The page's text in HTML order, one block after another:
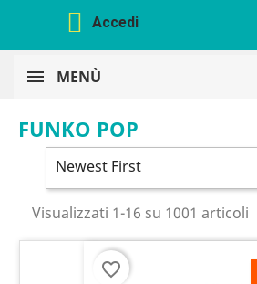
Accedi
MENÙ
FUNKO POP
Newest First
Visualizzati 1-16 su 1001 articoli
favorite_border